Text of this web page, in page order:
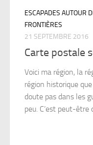
ESCAPADES AUTOUR
FRONTIÈRES
21 SEPTEMBRE 2016
Carte postale
Voici ma région, la
région historique
doute pas dans les
peu. C’est peut-être